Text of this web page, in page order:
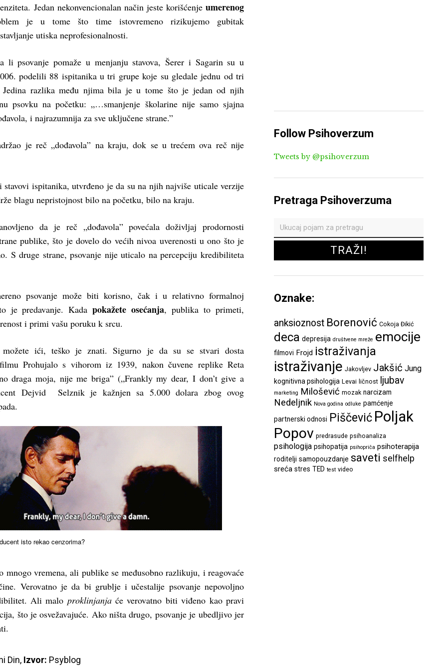
Jedan nekonvencionalan način jeste korišćenje umerenog
je u tome što time istovremeno rizikujemo gubitak
utiska neprofesionalnosti.
li psovanje pomaže u menjanju stavova, Šerer i Sagarin su u
podelili 88 ispitanika u tri grupe koje su gledale jednu od tri
Jedina razlika među njima bila je u tome što je jedan od njih
psovku na početku: „…smanjenje školarine nije samo sjajna
i najrazumnija za sve uključene strane.”
je reč „dođavola” na kraju, dok se u trećem ova reč nije
stavovi ispitanika, utvrđeno je da su na njih najviše uticale verzije
blagu nepristojnost bilo na početku, bilo na kraju.
da je reč „dođavola” povećala doživljaj prodornosti
publike, što je dovelo do većih nivoa uverenosti u ono što je
S druge strane, psovanje nije uticalo na percepciju kredibiliteta
psovanje može biti korisno, čak i u relativno formalnoj
je predavanje. Kadapokažete osećanja, publika to primeti,
i primi vašu poruku k srcu.
možete ići, teško je znati. Sigurno je da su se stvari dosta
Prohujalo s vihorom iz 1939, nakon čuvene replike Reta
draga moja, nije me briga” („Frankly my dear, I don’t give a
Dejvid Selznik je kažnjen sa 5.000 dolara zbog ovog
isto rekao cenzorima?
mnogo vremena, ali publike se međusobno razlikuju, i reagovaće
Verovatno je da bi grublje i učestalije psovanje nepovoljno
Ali malo proklinjanjaće verovatno biti viđeno kao pravi
što je osvežavajuće. Ako ništa drugo, psovanje je ubedljivo jer
Din, Izvor: Psyblog
Follow Psihoverzum
Tweets by @psihoverzum
Pretraga Psihoverzuma
Oznake:
anksioznost Borenović Cokoja Đikić
deca depresija društvene mreže emocije
filmovi Frojd istraživanja
istraživanje Jakovljev Jakšić Jung
kognitivna psihologija Levai ličnost ljubav
marketing Milošević mozak narcizam
Nedeljnik Nova godina odluke pamćenje
partnerski odnosi Piščević Poljak
Popov predrasude psihoanaliza
psihologija psihopatija psihopriča psihoterapija
roditelji samopouzdanje saveti selfhelp
sreća stres TED test video